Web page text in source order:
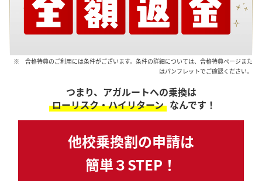
※ 合格特典のご利用には条件がございます。条件の詳細については、合格特典ページまた
はパンフレットでご確認ください。
つまり、アガルートへの乗換は
ローリスク・ハイリターン なんです！
他校乗換割の申請は
簡単３STEP！